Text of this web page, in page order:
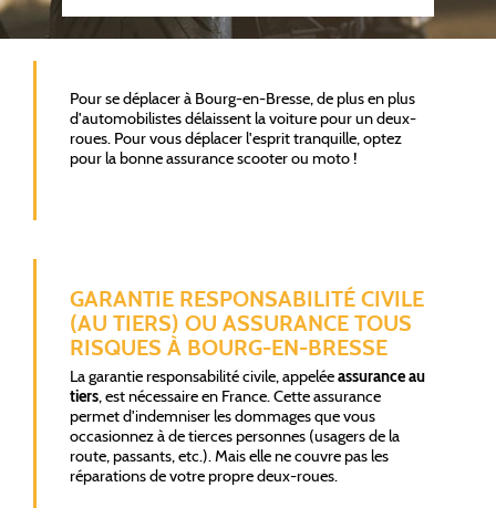
Pour se déplacer à Bourg-en-Bresse, de plus en plus
d'automobilistes délaissent la voiture pour un deux-
roues. Pour vous déplacer l'esprit tranquille, optez
pour la bonne assurance scooter ou moto !
GARANTIE RESPONSABILITÉ CIVILE
(AU TIERS) OU ASSURANCE TOUS
RISQUES À BOURG-EN-BRESSE
La garantie responsabilité civile, appeléeassurance au
tiers, est nécessaire en France. Cette assurance
permet d'indemniser les dommages que vous
occasionnez à de tierces personnes (usagers de la
route, passants, etc.). Mais elle ne couvre pas les
réparations de votre propre deux-roues.